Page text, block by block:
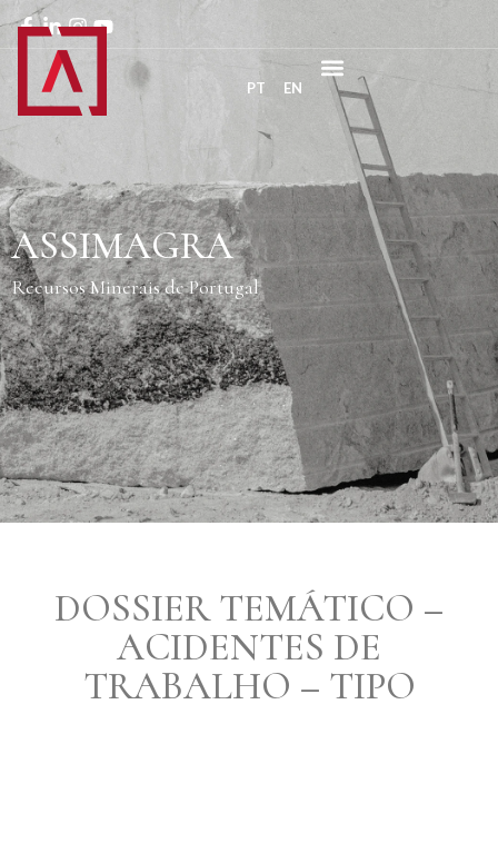
PT EN
ASSIMAGRA
Recursos Minerais de Portugal
DOSSIER TEMÁTICO –
ACIDENTES DE
TRABALHO – TIPO